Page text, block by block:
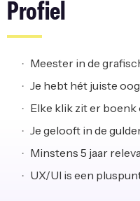
Profiel
Meester in de
Je hebt hét juiste
Elke klik zit er boenk
Je gelooft in de
Minstens 5 jaar
UX/UI is een